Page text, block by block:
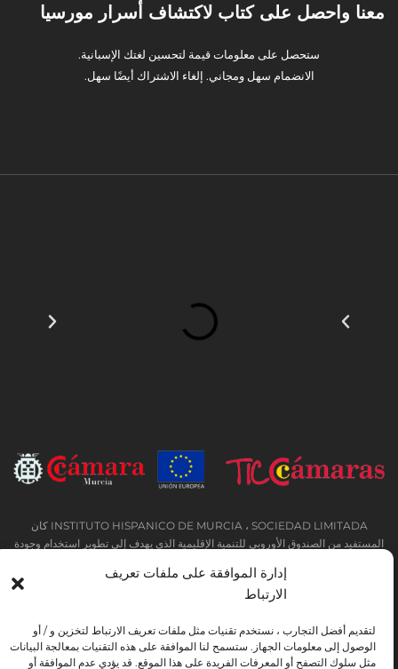
إدارة الموافقة على ملفات تعريف
الارتباط
لتقديم أفضل التجارب ، نستخدم تقنيات مثل ملفات تعريف الارتباط لتخزين و / أو
الوصول إلى معلومات الجهاز. ستسمح لنا الموافقة على هذه التقنيات بمعالجة البيانات
مثل سلوك التصفح أو المعرفات الفريدة على هذا الموقع. قد يؤدي عدم الموافقة أو
معنا واحصل على كتاب لاكتشاف أسرار مورسيا
ستحصل على معلومات قيمة لتحسين لغتك الإسبانية.
الانضمام سهل ومجاني. إلغاء الاشتراك أيضًا سهل.
INSTITUTO HISPANICO DE MURCIA ، SOCIEDAD LIMITADA كان
المستفيد من الصندوق الأوروبي للتنمية الإقليمية الذي يهدف إلى تطوير استخدام وجودة
التالية: التواجد عبر الإنترنت من خلال موقع إلكتروني. تم اتخاذ الإجراء الحالي في عام